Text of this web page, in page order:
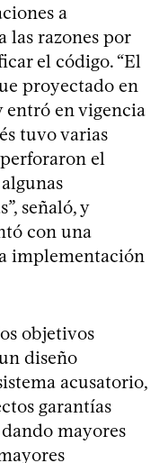
a
las razones por
el código. “El
proyectado en
entró en vigencia
tuvo varias
el
señaló, y
con una
implementación
objetivos
diseño
acusatorio,
garantías
mayores